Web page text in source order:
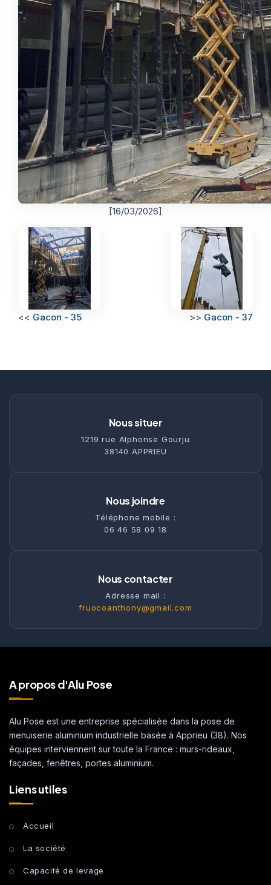
[16/03/2026]
<< Gacon - 35 >> Gacon - 37
Nous situer
1219 rue Alphonse Gourju
38140 APPRIEU
Nous joindre
Téléphone mobile :
06 46 58 09 18
Nous contacter
Adresse mail :
fruocoanthony@gmail.com
A propos d'Alu Pose
Alu Pose est une entreprise spécialisée dans la pose de
menuiserie aluminium industrielle basée à Apprieu (38). Nos
équipes interviennent sur toute la France : murs-rideaux,
façades, fenêtres, portes aluminium.
Liens utiles
Accueil
La société
Capacité de levage